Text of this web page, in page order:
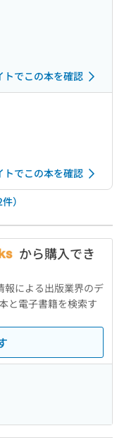
トでこの本を確認
トでこの本を確認
）
から購入でき
報による出版業界のデ
と電子書籍を検索す